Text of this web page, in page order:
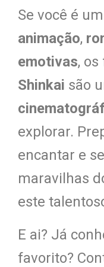
Se você é
animação,
emotivas,
Shinkai são
explorar.
encantar e
maravilhas
este
E ai? Já
favorito?